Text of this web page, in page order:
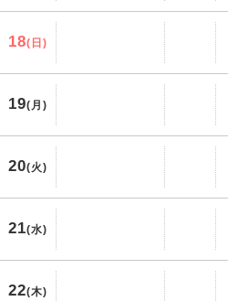
18(日)
19(月)
20(火)
21(水)
22(木)